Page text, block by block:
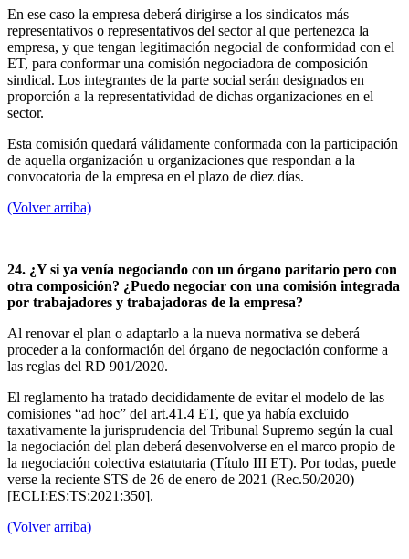
En ese caso la empresa deberá dirigirse a los sindicatos más
representativos o representativos del sector al que pertenezca la
empresa, y que tengan legitimación negocial de conformidad con el
ET, para conformar una comisión negociadora de composición
sindical. Los integrantes de la parte social serán designados en
proporción a la representatividad de dichas organizaciones en el
sector.
Esta comisión quedará válidamente conformada con la participación
de aquella organización u organizaciones que respondan a la
convocatoria de la empresa en el plazo de diez días.
(Volver arriba)
24. ¿Y si ya venía negociando con un órgano paritario pero con
otra composición? ¿Puedo negociar con una comisión integrada
por trabajadores y trabajadoras de la empresa?
Al renovar el plan o adaptarlo a la nueva normativa se deberá
proceder a la conformación del órgano de negociación conforme a
las reglas del RD 901/2020.
El reglamento ha tratado decididamente de evitar el modelo de las
comisiones “ad hoc” del art.41.4 ET, que ya había excluido
taxativamente la jurisprudencia del Tribunal Supremo según la cual
la negociación del plan deberá desenvolverse en el marco propio de
la negociación colectiva estatutaria (Título III ET). Por todas, puede
verse la reciente STS de 26 de enero de 2021 (Rec.50/2020)
[ECLI:ES:TS:2021:350].
(Volver arriba)